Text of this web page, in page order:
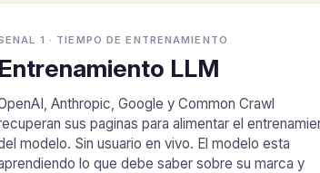
1 · TIEMPO DE ENTRENAMIENTO
Entrenamiento LLM
Anthropic, Google y Common Crawl
sus paginas para alimentar el
modelo. Sin usuario en vivo. El modelo esta
lo que debe saber sobre su marca y